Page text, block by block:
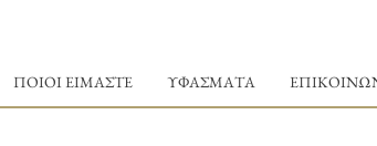
ΠΟΙΟΙ ΕΙΜΑΣΤΕ ΥΦΑΣΜΑΤΑ